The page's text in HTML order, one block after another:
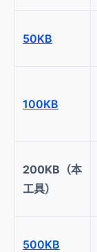
50KB
100KB
200KB（本
工具）
500KB